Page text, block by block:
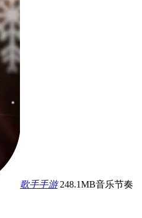
歌手手游 248.1MB音乐节奏